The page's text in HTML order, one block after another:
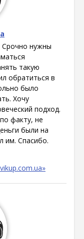
Срочно нужны
такую
обратиться в
было
Хочу
подход.
факту, не
были на
им. Спасибо.